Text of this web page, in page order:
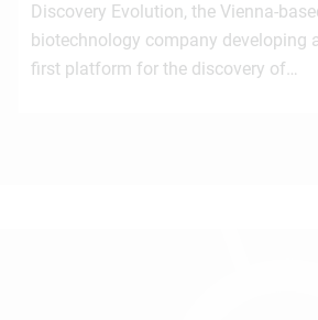
Discovery Evolution, the Vienna-
biotechnology company developing
first platform for the discovery of…